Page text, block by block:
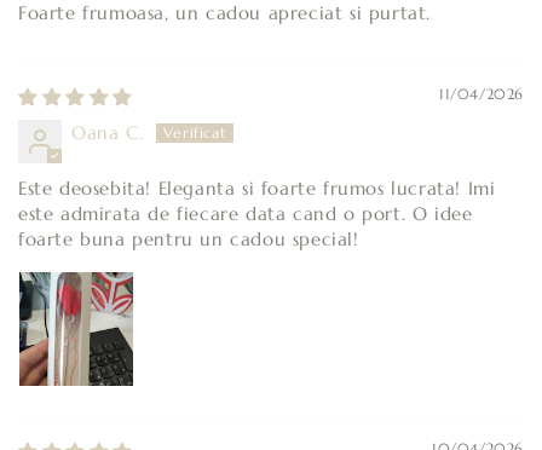
Foarte frumoasa, un cadou apreciat si purtat.
11/04/2026
Oana C.
Este deosebita! Eleganta si foarte frumos lucrata! Imi
este admirata de fiecare data cand o port. O idee
foarte buna pentru un cadou special!